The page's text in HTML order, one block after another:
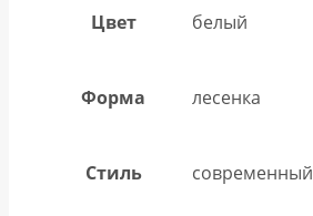
Цвет белый
Форма лесенка
Стиль современный